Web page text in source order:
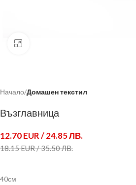
Начало Домашен текстил
Възглавница
18.15 EUR / 35.50 ЛВ.
12.70 EUR / 24.85 ЛВ.
40см